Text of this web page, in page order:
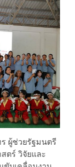
ผู้ช่วยรัฐมนตรี
ตร์ วิจัยและ